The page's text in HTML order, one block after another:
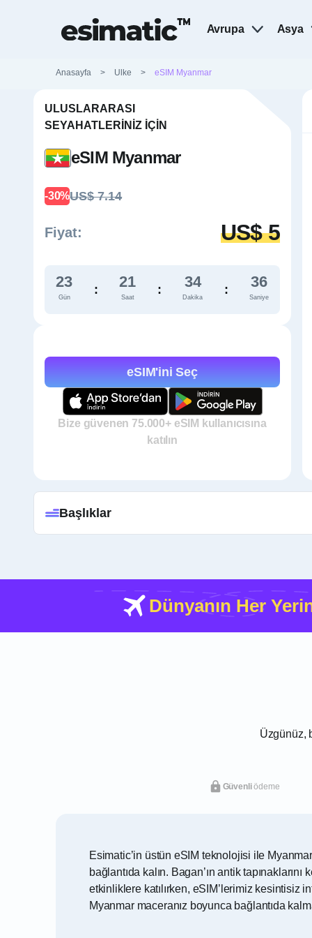
Avrupa Asya
Anasayfa > Ulke > eSIM Myanmar
ULUSLARARASI
SEYAHATLERINIZ İÇIN
eSIM Myanmar
-30%US$ 7.14
Fiyat: US$ 5
23
Gün
: 21
Saat
: 34
Dakika
: 35
Saniye
eSIM'ini Seç
Bize güvenen 75.000+ eSIM kullanıcısına
katılın
Başlıklar
Dünyanın Her
Üzgünüz,
Güvenliödeme
Esimatic’in üstün eSIM teknolojisi ile
bağlantıda kalın. Bagan’ın antik
etkinliklere katılırken, eSIM’lerimiz kesintisiz
Myanmar maceranız boyunca bağlantıda